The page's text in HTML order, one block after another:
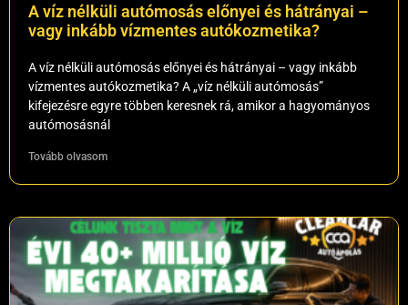
A víz nélküli autómosás előnyei és hátrányai –
vagy inkább vízmentes autókozmetika?
A víz nélküli autómosás előnyei és hátrányai – vagy inkább
vízmentes autókozmetika? A „víz nélküli autómosás”
kifejezésre egyre többen keresnek rá, amikor a hagyományos
autómosásnál
Tovább olvasom